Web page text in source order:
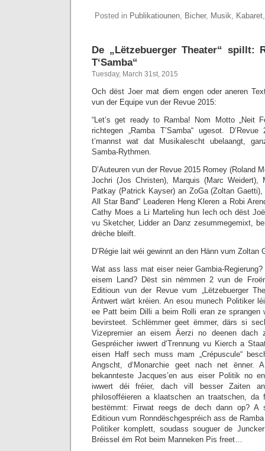
Posted in Publikatiounen, Bicher, Musik, Kabaret
De „Lëtzebuerger Theater“ spillt:
T‘Samba“
Tuesday, March 31st, 2015
Och dëst Joer mat diem engen oder aneren
vun der Equipe vun der Revue 2015:
“Let’s get ready to Ramba! Nom Motto „Neit
richtegen „Ramba T’Samba“ ugesot.
t’mannst wat dat Musikalescht ubelaangt,
Samba-Rythmen.
D’Auteuren vun der Revue 2015 Romey (Roland
Jochri (Jos Christen), Marquis (Marc Weidert),
Patkay (Patrick Kayser) an ZoGa (Zoltan
All Star Band“ Leaderen Heng Kleren a Robi
Cathy Moes a Li Marteling hun Iech och dëst
vu Sketcher, Lidder an Danz zesummegemixt,
drëche bleift.
D’Régie lait wéi gewinnt an den Hänn vum Zoltan
Wat ass lass mat eiser neier Gambia-
eisem Land? Dëst sin nëmmen 2 vun de
Editioun vun der Revue vum „Lëtzebuerger
Äntwert wärt kréien. An esou munech Politiker
ee Patt beim Dilli a beim Rolli eran ze sprangen
bevirsteet. Schlëmmer geet ëmmer, därs si
Vizepremier an eisem Äerzi no deenen dach
Gespréicher iwwert d‘Trennung vu Kierch a
eisen Haff sech muss mam „Crépuscule“
Angscht, d‘Monarchie geet nach net ënner.
bekannteste Jacques’en aus eiser Politik no
iwwert déi fréier, dach vill besser Zaiten
philosofféieren a klaatschen an traatschen, da
bestëmmt: Firwat reegs de dech dann op? A
Editioun vum Ronndëschgespréich ass de
Politiker komplett, soudass souguer de
Bréissel ëm Rot beim Manneken Pis freet…